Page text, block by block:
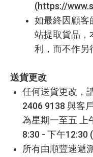
(https://
如最終因顧客
站提取貨品，
利，而不作另
送貨更改
任何送貨更改，
2406 9138 與客
為星期一至五 上
8:30 - 下午12:30
所有由順豐速遞